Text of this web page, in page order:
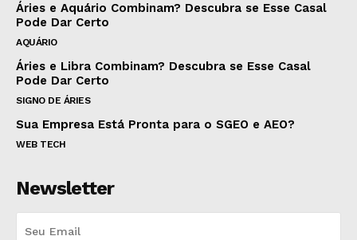
Áries e Aquário Combinam? Descubra se Esse Casal
Pode Dar Certo
AQUÁRIO
Áries e Libra Combinam? Descubra se Esse Casal
Pode Dar Certo
SIGNO DE ÁRIES
Sua Empresa Está Pronta para o SGEO e AEO?
WEB TECH
Newsletter